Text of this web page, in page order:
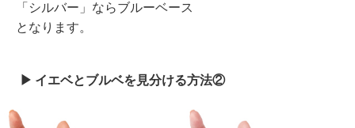
「シルバー」ならブルーベース
となります。
イエベとブルベを見分ける方法②